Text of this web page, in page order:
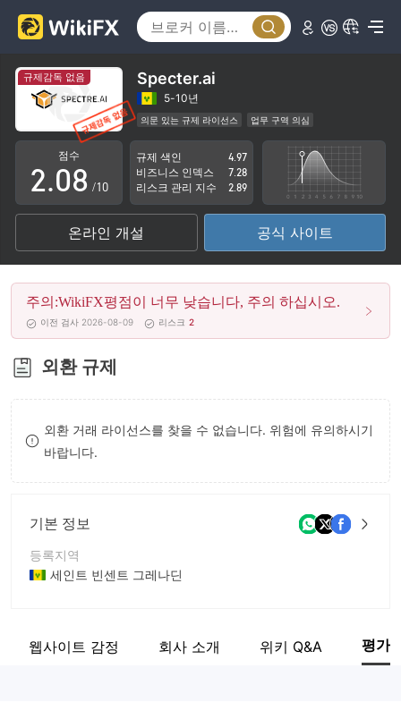
규제감독 없음 Specter.ai
5-10년
의문 있는 규제 라이선스
업무 구역 의심
잠재적 위험성이 높음
점수
0
1
2
3
4
5
6
7
8
9
.0
1
2
3
4
5
6
7
8
4
5
6
7
8
9
/10
규제 색인
4.97
비즈니스 인덱스
7.28
리스크 관리 지수
2.89
온라인 개설 공식 사이트
주의:WikiFX평점이 너무 낮습니다, 주의 하십시오.
이전 검사 2026-08-09 리스크 2
외환 규제
외환 거래 라이선스를 찾을 수 없습니다. 위험에 유의하시기
바랍니다.
기본 정보
등록지역
세인트 빈센트 그레나딘
회사 전체 이름
웹사이트 감정 회사 소개 위키 Q&A 평가